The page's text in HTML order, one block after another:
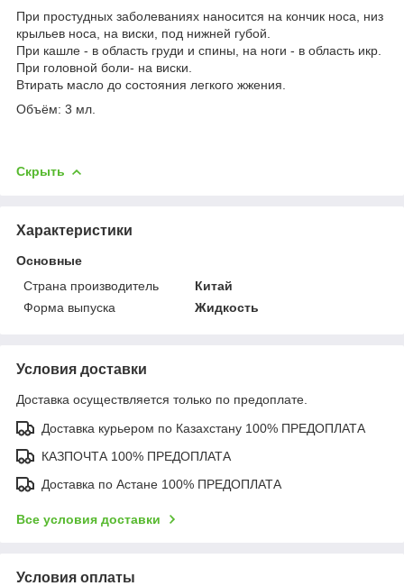
При простудных заболеваниях наносится на кончик носа, низ
крыльев носа, на виски, под нижней губой.
При кашле - в область груди и спины, на ноги - в область икр.
При головной боли- на виски.
Втирать масло до состояния легкого жжения.
Объём: 3 мл.
Скрыть
Характеристики
Основные
Страна производитель
Китай
Форма выпуска
Жидкость
Условия доставки
Доставка осуществляется только по предоплате.
Доставка курьером по Казахстану 100% ПРЕДОПЛАТА
КАЗПОЧТА 100% ПРЕДОПЛАТА
Доставка по Астане 100% ПРЕДОПЛАТА
Все условия доставки
Условия оплаты